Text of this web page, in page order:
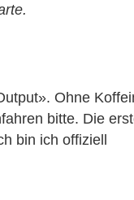
starte.
Output». Ohne
hochfahren
Danach bin ich